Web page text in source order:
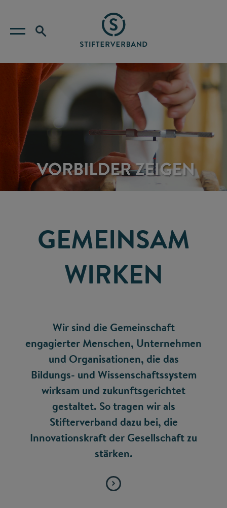
GEMEINSAM
WIRKEN
Wir sind die Gemeinschaft
engagierter Menschen, Unternehmen
und Organisationen, die das
Bildungs- und Wissenschaftssystem
wirksam und zukunftsgerichtet
gestaltet. So tragen wir als
Stifterverband dazu bei, die
Innovationskraft der Gesellschaft zu
stärken.